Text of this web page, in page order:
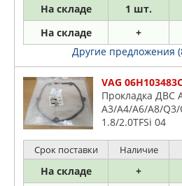
На складе 1 шт.
На складе +
Другие предложения
VAG
Прокладка ДВС
A3/A4/A6/A8/Q3/
1.8/2.0TFSi 04
Срок поставки Наличие
На складе +